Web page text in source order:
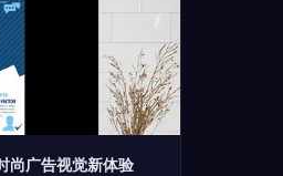
尚广告视觉新体验